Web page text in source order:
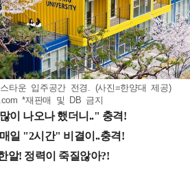
타운 입주공간 전경. (사진=한양대 제공)
*재판매 및 DB 금지